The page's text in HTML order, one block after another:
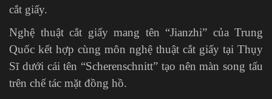
cắt giấy.
Nghệ thuật cắt giấy mang tên “Jianzhi” của Trung
Quốc kết hợp cùng môn nghệ thuật cắt giấy tại Thụy
Sĩ dưới cái tên “Scherenschnitt” tạo nên màn song tấu
trên chế tác mặt đồng hồ.